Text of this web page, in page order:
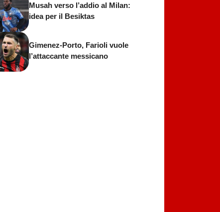
Musah verso l’addio al Milan:
idea per il Besiktas
Gimenez-Porto, Farioli vuole
l’attaccante messicano